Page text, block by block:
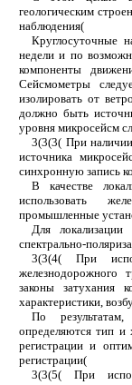
геологическим
наблюдения(
Круглосуточные
недели и по
компоненты
Сейсмометры
изолировать от
должно быть
уровня микросейсм
3(3(3( При
источника
синхронную запись
В качестве
использовать
промышленные
Для локализации
спектрально-
3(3(4( При
железнодорожного
законы затухания
характеристики,
По
определяются тип и
регистрации и
регистрации(
3(3(5( При